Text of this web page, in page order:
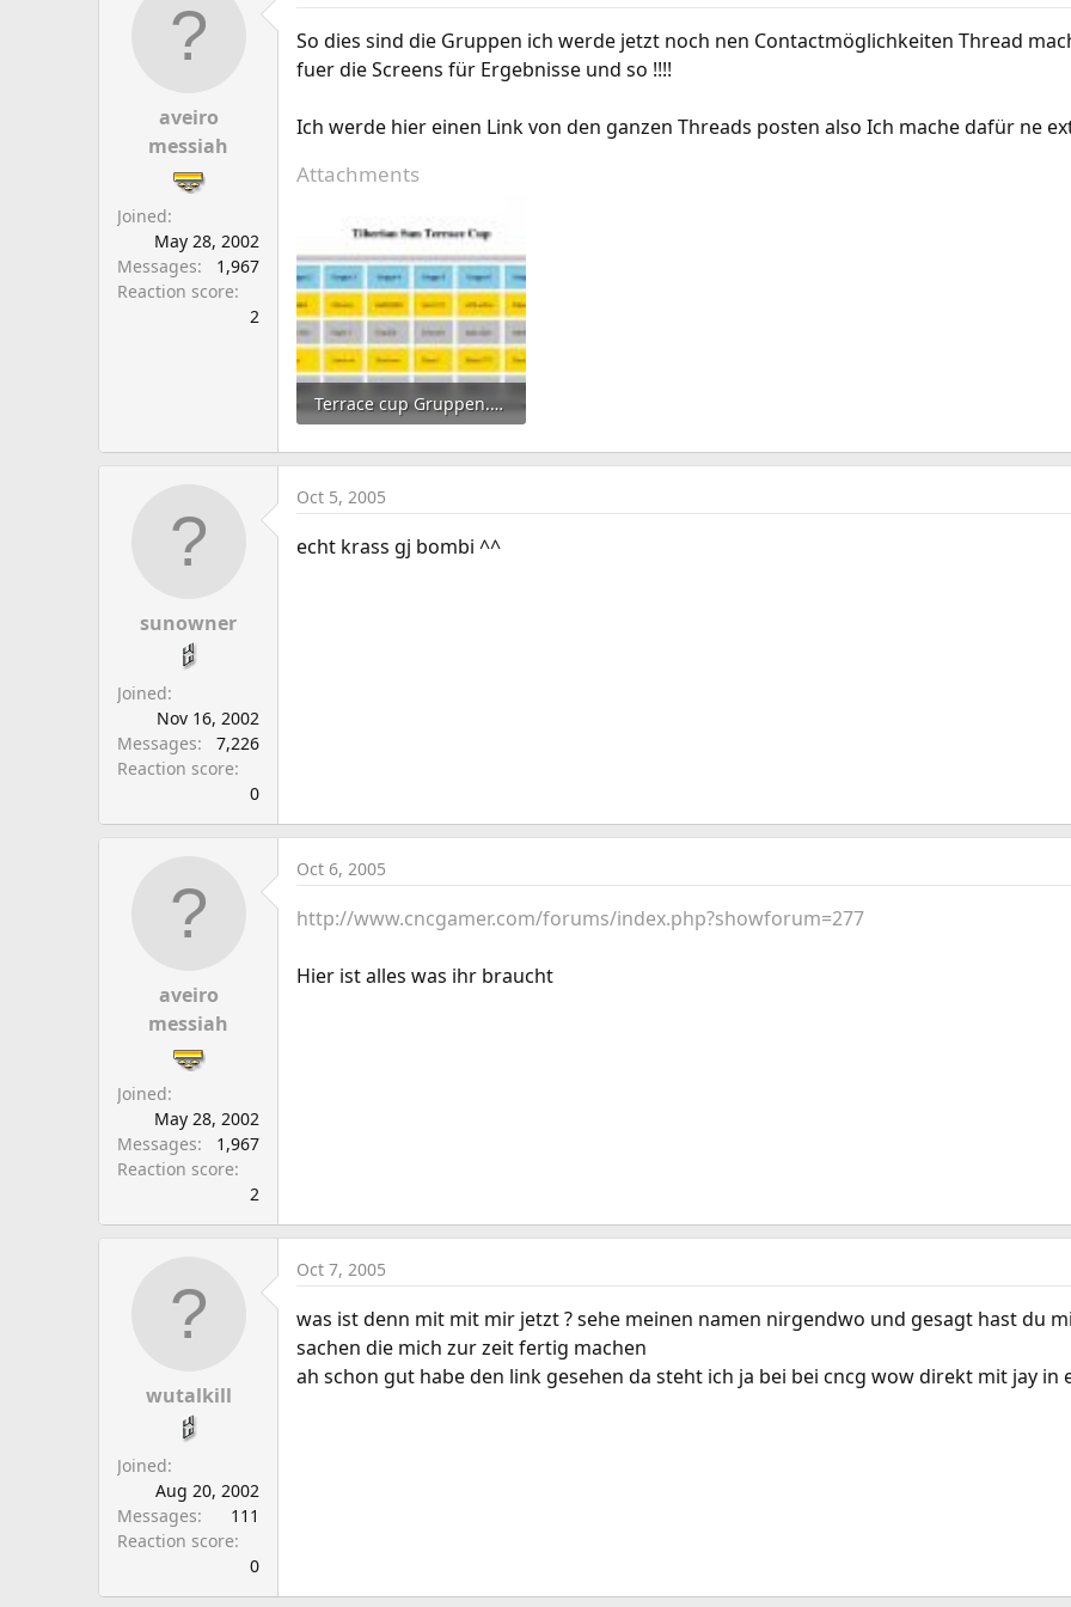
aveiro
messiah
Joined
May 28, 2002
Messages
1,967
Reaction score
2
So dies sind die Gruppen ich werde jetzt noch nen Contactmöglichkeiten Thread
fuer die Screens für Ergebnisse und so !!!!
Ich werde hier einen Link von den ganzen Threads posten also Ich mache dafür ne
Attachments
Terrace cup Gruppen.JPG
sunowner
Joined
Nov 16, 2002
Messages
7,226
Reaction score
0
Oct 5, 2005
echt krass gj bombi ^^
aveiro
messiah
Joined
May 28, 2002
Messages
1,967
Reaction score
2
Oct 6, 2005
http://www.cncgamer.com/forums/index.php?showforum=277
Hier ist alles was ihr braucht
wutalkill
Joined
Aug 20, 2002
Messages
111
Reaction score
0
Oct 7, 2005
was ist denn mit mit mir jetzt ? sehe meinen namen nirgendwo und gesagt hast du
sachen die mich zur zeit fertig machen
ah schon gut habe den link gesehen da steht ich ja bei bei cncg wow direkt mit jay